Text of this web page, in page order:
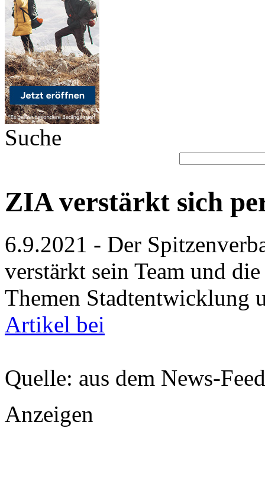
Suche
ZIA verstärkt sich
6.9.2021 - Der
verstärkt sein Team und
Themen Stadtentwicklung
Artikel bei
Quelle: aus dem News-
Anzeigen